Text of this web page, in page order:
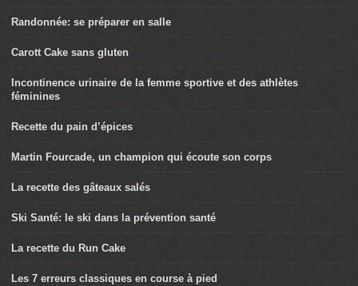
Randonnée: se préparer en salle
Carott Cake sans gluten
Incontinence urinaire de la femme sportive et des athlètes
féminines
Recette du pain d’épices
Martin Fourcade, un champion qui écoute son corps
La recette des gâteaux salés
Ski Santé: le ski dans la prévention santé
La recette du Run Cake
Les 7 erreurs classiques en course à pied